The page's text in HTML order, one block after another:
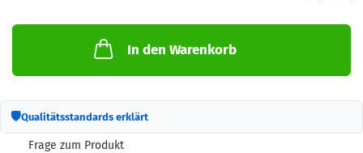
In den Warenkorb
🛡Qualitätsstandards erklärt
Frage zum Produkt